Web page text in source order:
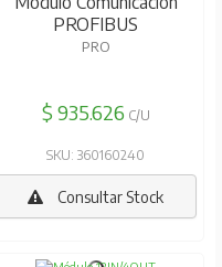
PROFIBUS
PRO
$ 935.626 C/U
SKU: 360160240
Consultar Stock